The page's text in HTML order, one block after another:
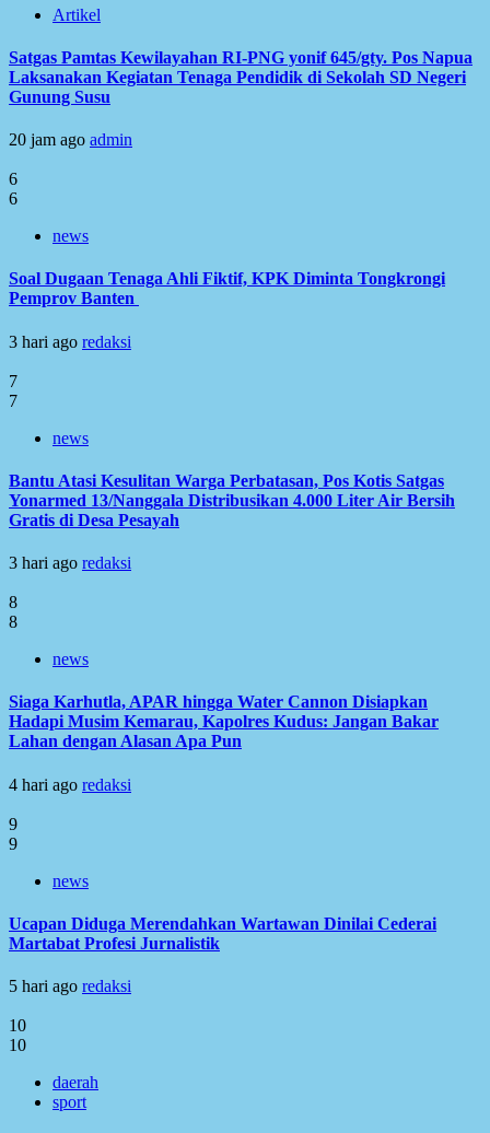
Artikel
Satgas Pamtas Kewilayahan RI-PNG yonif 645/gty. Pos Napua
Laksanakan Kegiatan Tenaga Pendidik di Sekolah SD Negeri
Gunung Susu
20 jam ago admin
6
6
news
Soal Dugaan Tenaga Ahli Fiktif, KPK Diminta Tongkrongi
Pemprov Banten
3 hari ago redaksi
7
7
news
Bantu Atasi Kesulitan Warga Perbatasan, Pos Kotis Satgas
Yonarmed 13/Nanggala Distribusikan 4.000 Liter Air Bersih
Gratis di Desa Pesayah
3 hari ago redaksi
8
8
news
Siaga Karhutla, APAR hingga Water Cannon Disiapkan
Hadapi Musim Kemarau, Kapolres Kudus: Jangan Bakar
Lahan dengan Alasan Apa Pun
4 hari ago redaksi
9
9
news
Ucapan Diduga Merendahkan Wartawan Dinilai Cederai
Martabat Profesi Jurnalistik
5 hari ago redaksi
10
10
daerah
sport